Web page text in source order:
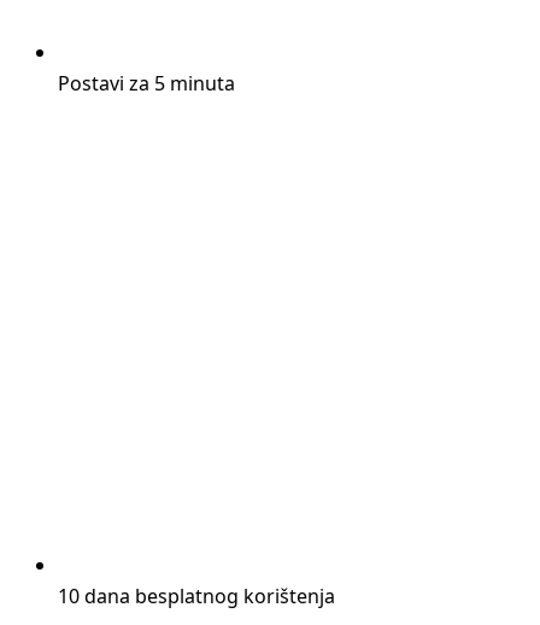
Postavi za 5 minuta
10 dana besplatnog korištenja